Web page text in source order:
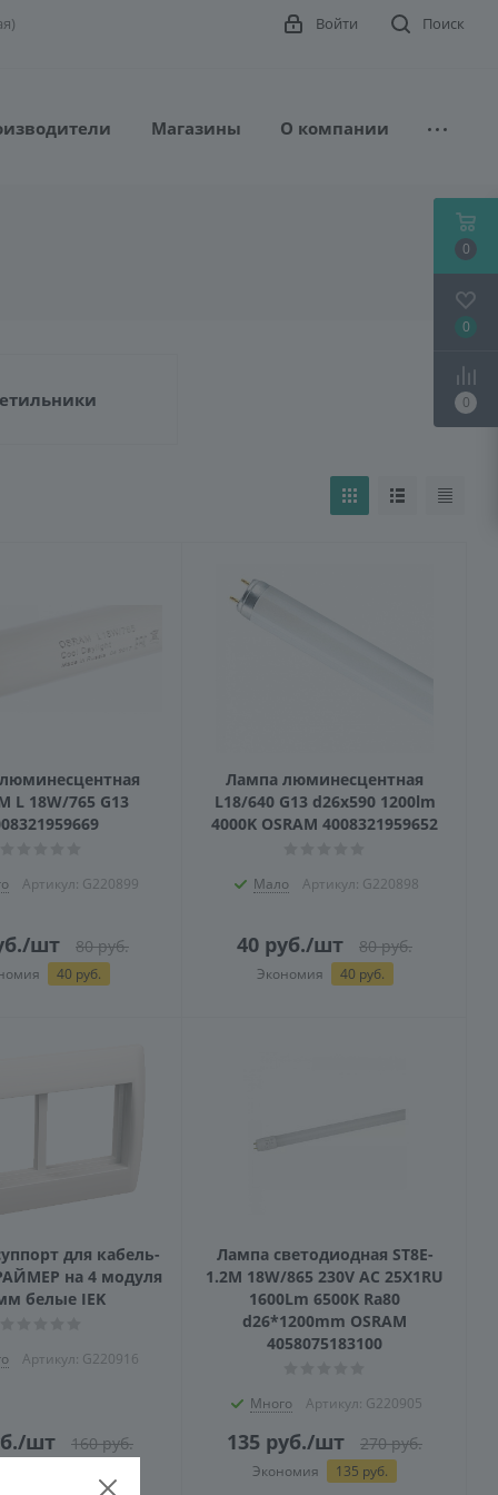
Поиск
Войти
Магазины О компании
L 18W/765 G13
Артикул: G220899
/шт 80руб.
40 руб.
Лампа люминесцентная
L18/640 G13 d26x590 1200lm
4000K OSRAM 4008321959652
Мало Артикул: G220898
40 руб./шт 80руб.
Экономия 40 руб.
для кабель-
на 4 модуля
белые IEK
Артикул: G220916
/шт 160руб.
Лампа светодиодная ST8E-
1.2M 18W/865 230V AC 25X1RU
1600Lm 6500K Ra80
d26*1200mm OSRAM
4058075183100
Много Артикул: G220905
135 руб./шт 270руб.
Экономия 135 руб.
0
0
0